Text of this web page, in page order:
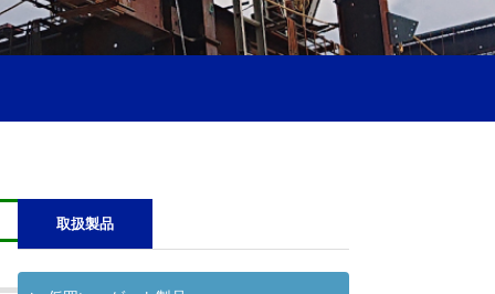
取扱製品